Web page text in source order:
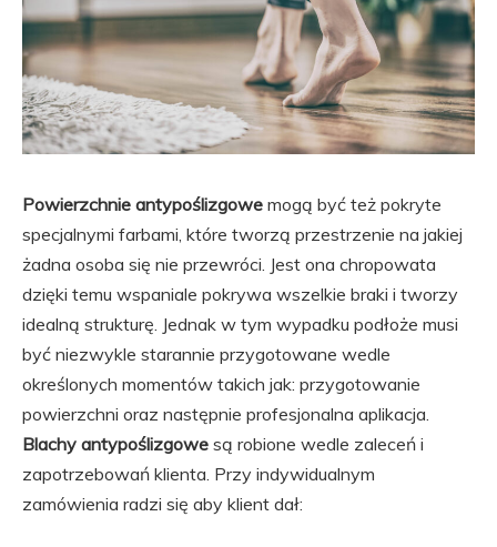
Powierzchnie antypoślizgowe mogą być też pokryte
specjalnymi farbami, które tworzą przestrzenie na jakiej
żadna osoba się nie przewróci. Jest ona chropowata
dzięki temu wspaniale pokrywa wszelkie braki i tworzy
idealną strukturę. Jednak w tym wypadku podłoże musi
być niezwykle starannie przygotowane wedle
określonych momentów takich jak: przygotowanie
powierzchni oraz następnie profesjonalna aplikacja.
Blachy antypoślizgowe są robione wedle zaleceń i
zapotrzebowań klienta. Przy indywidualnym
zamówienia radzi się aby klient dał: